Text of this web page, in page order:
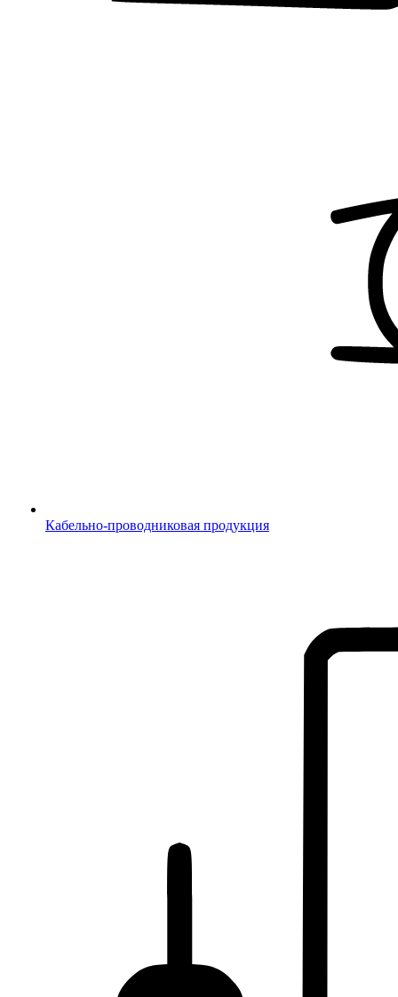
Кабельно-проводниковая продукция